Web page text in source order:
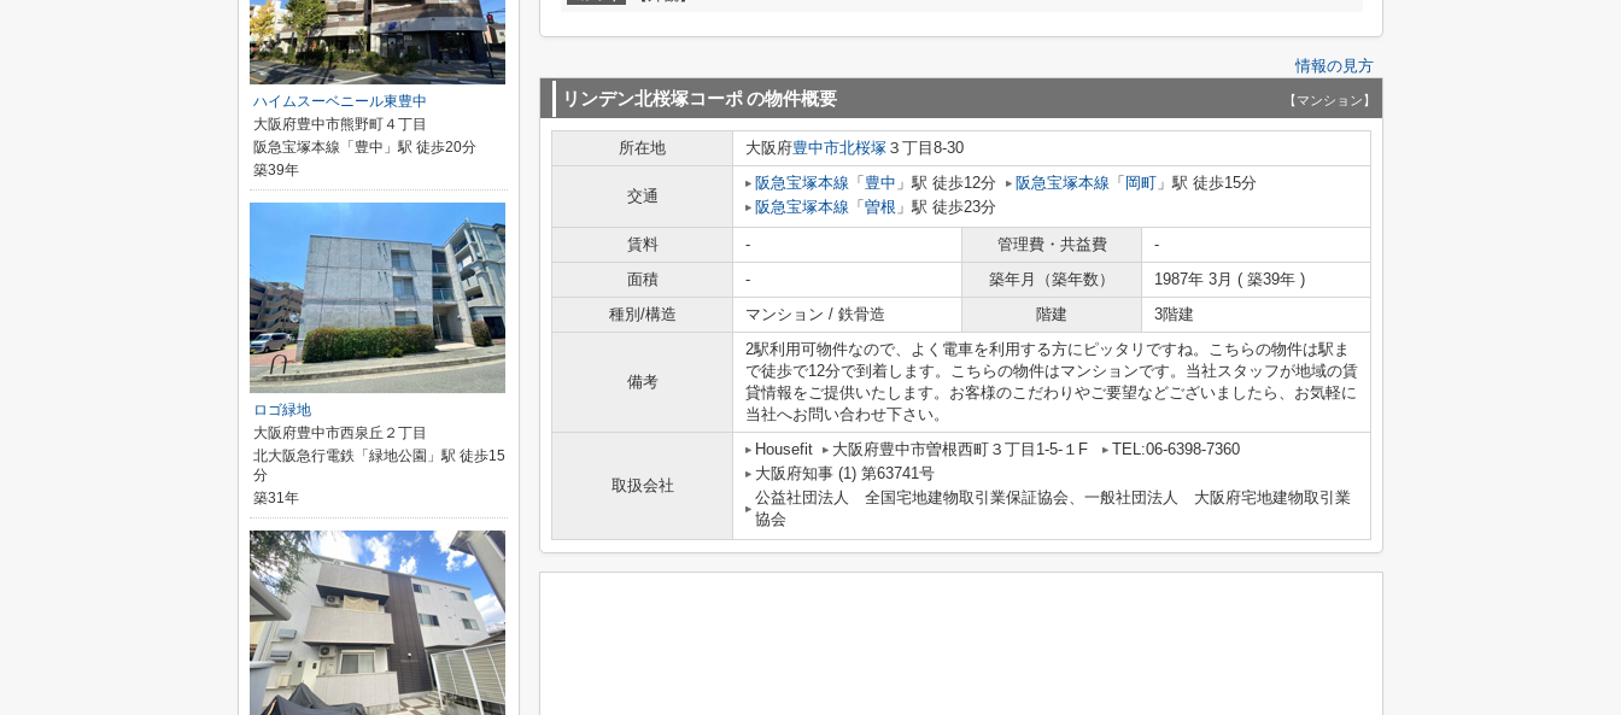
情報の見方
リンデン北桜塚コーポの物件概要 【マンション】
所在地 大阪府豊中市北桜塚 ３丁目8-30
交通
阪急宝塚本線 「 豊中 」駅 徒歩12分 阪急宝塚本線 「 岡町 」駅 徒歩15分
阪急宝塚本線 「 曽根 」駅 徒歩23分
賃料 - 管理費・共益費
-
面積
- 築年月（築年数）
1987年 3月 ( 築39年 )
種別/構造
マンション / 鉄骨造 階建 3階建
備考
2駅利用可物件なので、よく電車を利用する方にピッタリですね。こちらの物件は駅ま
で徒歩で12分で到着します。こちらの物件はマンションです。当社スタッフが地域の賃
貸情報をご提供いたします。お客様のこだわりやご要望などございましたら、お気軽に
当社へお問い合わせ下さい。
取扱会社
Housefit 大阪府豊中市曽根西町３丁目1-5-１F
TEL:06-6398-7360
大阪府知事 (1) 第63741号
公益社団法人 全国宅地建物取引業保証協会、一般社団法人 大阪府宅地建物取引業
協会
ハイムスーベニール東豊中
大阪府豊中市熊野町４丁目
阪急宝塚本線「豊中」駅 徒歩20分
築39年
ロゴ緑地
大阪府豊中市西泉丘２丁目
北大阪急行電鉄「緑地公園」駅 徒歩15
分
築31年